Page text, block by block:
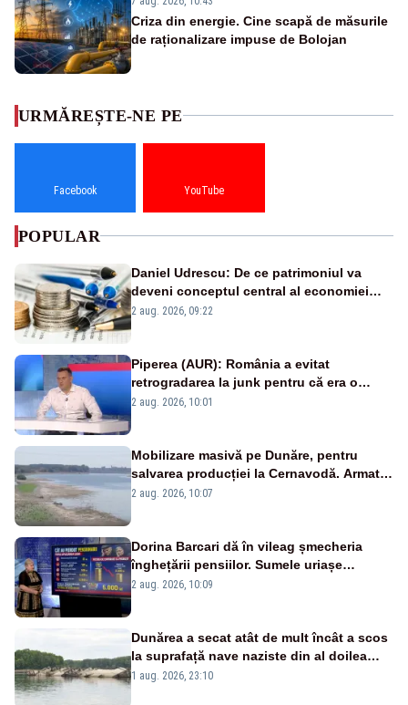
Criza din energie. Cine scapă de măsurile
de raționalizare impuse de Bolojan
URMĂREȘTE-NE PE
Facebook YouTube
POPULAR
Daniel Udrescu: De ce patrimoniul va
deveni conceptul central al economiei
viitoare?
2 aug. 2026, 09:22
Piperea (AUR): România a evitat
retrogradarea la junk pentru că era o
catastrofă pentru bănci și fondurile de
2 aug. 2026, 10:01
Mobilizare masivă pe Dunăre, pentru
salvarea producției la Cernavodă. Armata
va detona o stâncă și va devia apa
2 aug. 2026, 10:07
Dorina Barcari dă în vileag șmecheria
înghețării pensiilor. Sumele uriașe
pierdute de fiecare român
2 aug. 2026, 10:09
Dunărea a secat atât de mult încât a scos
la suprafață nave naziste din al doilea
război mondial
1 aug. 2026, 23:10